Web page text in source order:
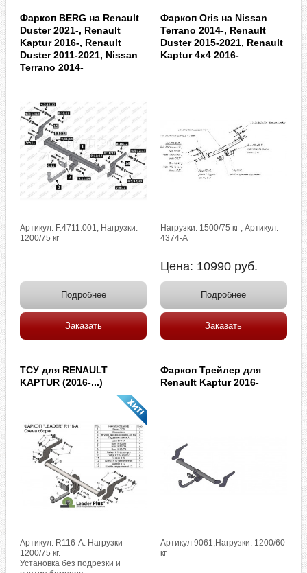
Фаркоп BERG на Renault
Duster 2021-, Renault
Kaptur 2016-, Renault
Duster 2011-2021, Nissan
Terrano 2014-
Артикул: F.4711.001, Нагрузки:
1200/75 кг
Подробнее
Заказать
Фаркоп Oris на Nissan
Terrano 2014-, Renault
Duster 2015-2021, Renault
Kaptur 4x4 2016-
Нагрузки: 1500/75 кг , Артикул:
4374-A
Цена: 10990 руб.
Подробнее
Заказать
ТСУ для RENAULT
KAPTUR (2016-...)
Артикул: R116-A. Нагрузки
1200/75 кг.
Установка без подрезки и
Фаркоп Трейлер для
Renault Kaptur 2016-
Артикул 9061,Нагрузки: 1200/60
кг